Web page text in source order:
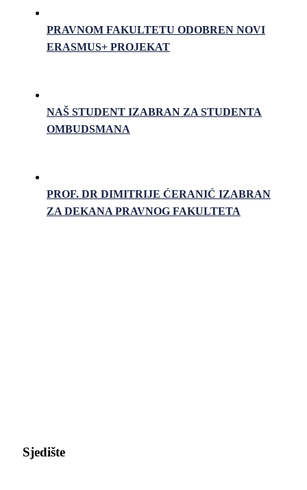
PRAVNOM FAKULTETU ODOBREN NOVI
ERASMUS+ PROJEKAT
NAŠ STUDENT IZABRAN ZA STUDENTA
OMBUDSMANA
PROF. DR DIMITRIJE ĆERANIĆ IZABRAN
ZA DEKANA PRAVNOG FAKULTETA
Sjedište